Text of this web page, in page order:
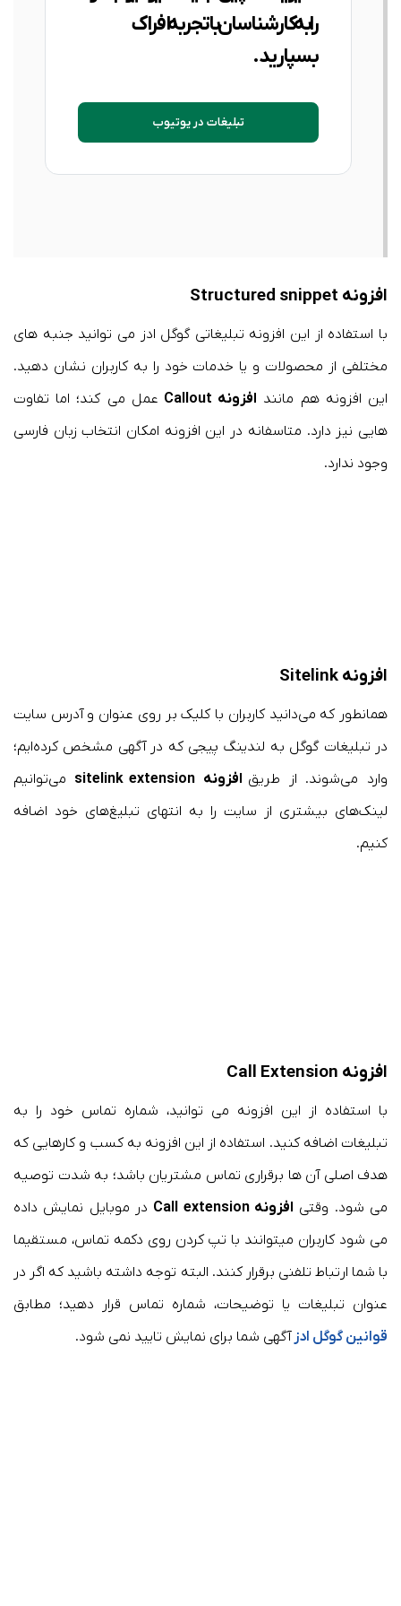
را به کارشناسان باتجربه افراک
بسپارید.
تبلیغات در یوتیوب
افزونه Structured snippet
با استفاده از این افزونه تبلیغاتی گوگل ادز می توانید جنبه های
مختلفی از محصولات و یا خدمات خود را به کاربران نشان دهید.
این افزونه هم مانند افزونه Callout
عمل می کند؛ اما تفاوت
هایی نیز دارد. متاسفانه در این افزونه امکان انتخاب زبان فارسی
وجود ندارد.
افزونه Sitelink
همانطور که می‌دانید کاربران با کلیک بر روی عنوان و آدرس سایت
در تبلیغات گوگل به لندینگ پیجی که در آگهی مشخص کرده‌ایم؛
وارد می‌شوند. از طریق افزونه sitelink extension
می‌توانیم
لینک‌های بیشتری از سایت‌ را به انتهای تبلیغ‌های خود اضافه
کنیم.
افزونه Call Extension
با استفاده از این افزونه می توانید، شماره تماس خود را به
تبلیغات اضافه کنید. استفاده از این افزونه به کسب و کارهایی که
هدف اصلی آن ها برقراری تماس مشتریان باشد؛ به شدت توصیه
می شود. وقتی افزونه Call extension
در موبایل نمایش داده
می شود کاربران میتوانند با تپ کردن روی دکمه تماس، مستقیما
با شما ارتباط تلفنی برقرار کنند. البته توجه داشته باشید که اگر در
عنوان تبلیغات یا توضیحات، شماره تماس قرار دهید؛ مطابق
قوانین گوگل ادز آگهی شما برای نمایش تایید نمی شود.